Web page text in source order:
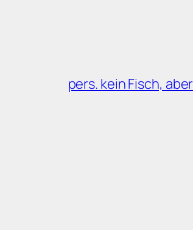
pers. kein Fisch,